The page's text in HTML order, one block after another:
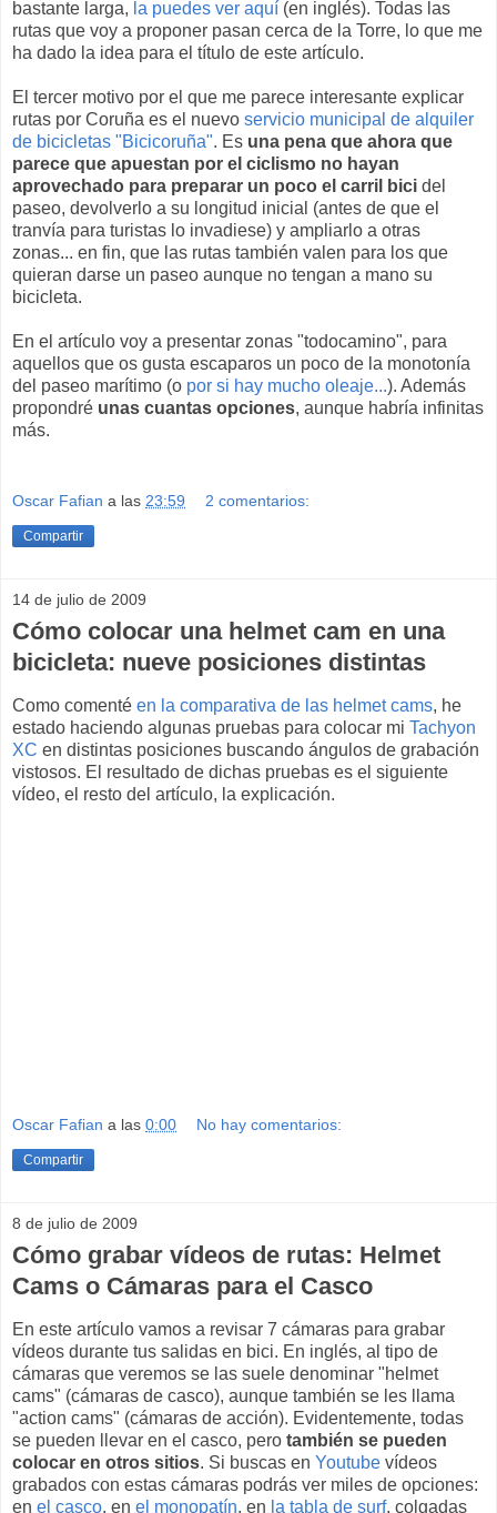
bastante larga, la puedes ver aquí (en inglés). Todas las
rutas que voy a proponer pasan cerca de la Torre, lo que me
ha dado la idea para el título de este artículo.
El tercer motivo por el que me parece interesante explicar
rutas por Coruña es el nuevo servicio municipal de alquiler
de bicicletas "Bicicoruña". Es una pena que ahora que
parece que apuestan por el ciclismo no hayan
aprovechado para preparar un poco el carril bici del
paseo, devolverlo a su longitud inicial (antes de que el
tranvía para turistas lo invadiese) y ampliarlo a otras
zonas... en fin, que las rutas también valen para los que
quieran darse un paseo aunque no tengan a mano su
bicicleta.
En el artículo voy a presentar zonas "todocamino", para
aquellos que os gusta escaparos un poco de la monotonía
del paseo marítimo (o por si hay mucho oleaje...). Además
propondré unas cuantas opciones, aunque habría infinitas
más.
Oscar Fafian a las 23:59 2 comentarios:
Compartir
14 de julio de 2009
Cómo colocar una helmet cam en una
bicicleta: nueve posiciones distintas
Como comenté en la comparativa de las helmet cams, he
estado haciendo algunas pruebas para colocar mi Tachyon
XC en distintas posiciones buscando ángulos de grabación
vistosos. El resultado de dichas pruebas es el siguiente
vídeo, el resto del artículo, la explicación.
Oscar Fafian a las 0:00 No hay comentarios:
Compartir
8 de julio de 2009
Cómo grabar vídeos de rutas: Helmet
Cams o Cámaras para el Casco
En este artículo vamos a revisar 7 cámaras para grabar
vídeos durante tus salidas en bici. En inglés, al tipo de
cámaras que veremos se las suele denominar "helmet
cams" (cámaras de casco), aunque también se les llama
"action cams" (cámaras de acción). Evidentemente, todas
se pueden llevar en el casco, pero también se pueden
colocar en otros sitios. Si buscas en Youtube vídeos
grabados con estas cámaras podrás ver miles de opciones:
en el casco, en el monopatín, en la tabla de surf, colgadas